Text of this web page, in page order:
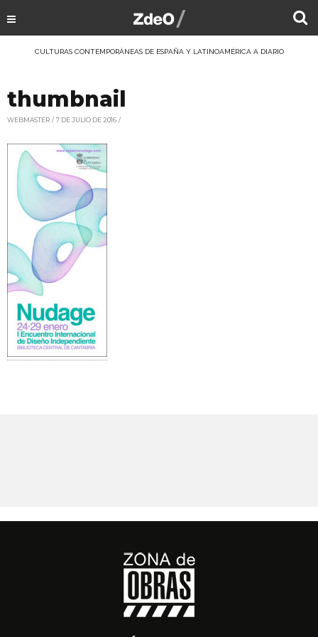
CULTURAS CONTEMPORÁNEAS DE ESPAÑA Y LATINOAMÉRICA A DIARIO
thumbnail
WEBMASTER 7 DE JULIO DE 2016